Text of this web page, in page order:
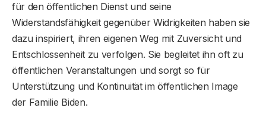
für den öffentlichen Dienst und seine
Widerstandsfähigkeit gegenüber Widrigkeiten haben sie
dazu inspiriert, ihren eigenen Weg mit Zuversicht und
Entschlossenheit zu verfolgen. Sie begleitet ihn oft zu
öffentlichen Veranstaltungen und sorgt so für
Unterstützung und Kontinuität im öffentlichen Image
der Familie Biden.